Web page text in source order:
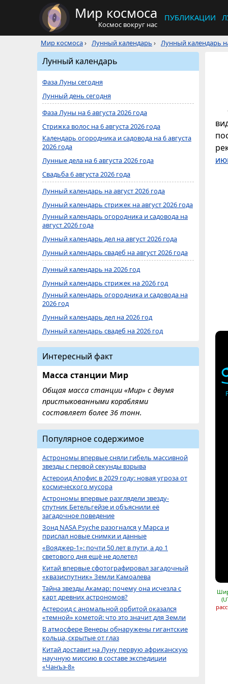
Мир космоса
Космос вокруг нас
ПУБЛИКАЦИИ
Мир космоса› Лунный календарь › Лунный календарь
Лунный календарь
Фаза Луны сегодня
Лунный день сегодня
Фаза Луны на 6 августа 2026 года
Стрижка волос на 6 августа 2026 года
Календарь огородника и садовода на 6 августа
2026 года
Лунные дела на 6 августа 2026 года
Свадьба 6 августа 2026 года
Лунный календарь на август 2026 года
Лунный календарь стрижек на август 2026 года
Лунный календарь огородника и садовода на
август 2026 года
Лунный календарь дел на август 2026 года
Лунный календарь свадеб на август 2026 года
Лунный календарь на 2026 год
Лунный календарь стрижек на 2026 год
Лунный календарь огородника и садовода на
2026 год
Лунный календарь дел на 2026 год
Лунный календарь свадеб на 2026 год
Интересный факт
Масса станции Мир
Общая масса станции «Мир» с двумя
пристыкованными кораблями
составляет более 36 тонн.
Популярное содержимое
Астрономы впервые сняли гибель массивной
звезды с первой секунды взрыва
Астероид Апофис в 2029 году: новая угроза от
космического мусора
Астрономы впервые разглядели звезду-
спутник Бетельгейзе и объяснили её
загадочное поведение
Зонд NASA Psyche разогнался у Марса и
прислал новые снимки и данные
«Вояджер-1»: почти 50 лет в пути, а до 1
светового дня ещё не долетел
Китай впервые сфотографировал загадочный
«квазиспутник» Земли Камоалева
Тайна звезды Акамар: почему она исчезла с
карт древних астрономов?
Астероид с аномальной орбитой оказался
«темной» кометой: что это значит для Земли
В атмосфере Венеры обнаружены гигантские
кольца, скрытые от глаз
Китай доставит на Луну первую африканскую
научную миссию в составе экспедиции
«Чанъэ-8»